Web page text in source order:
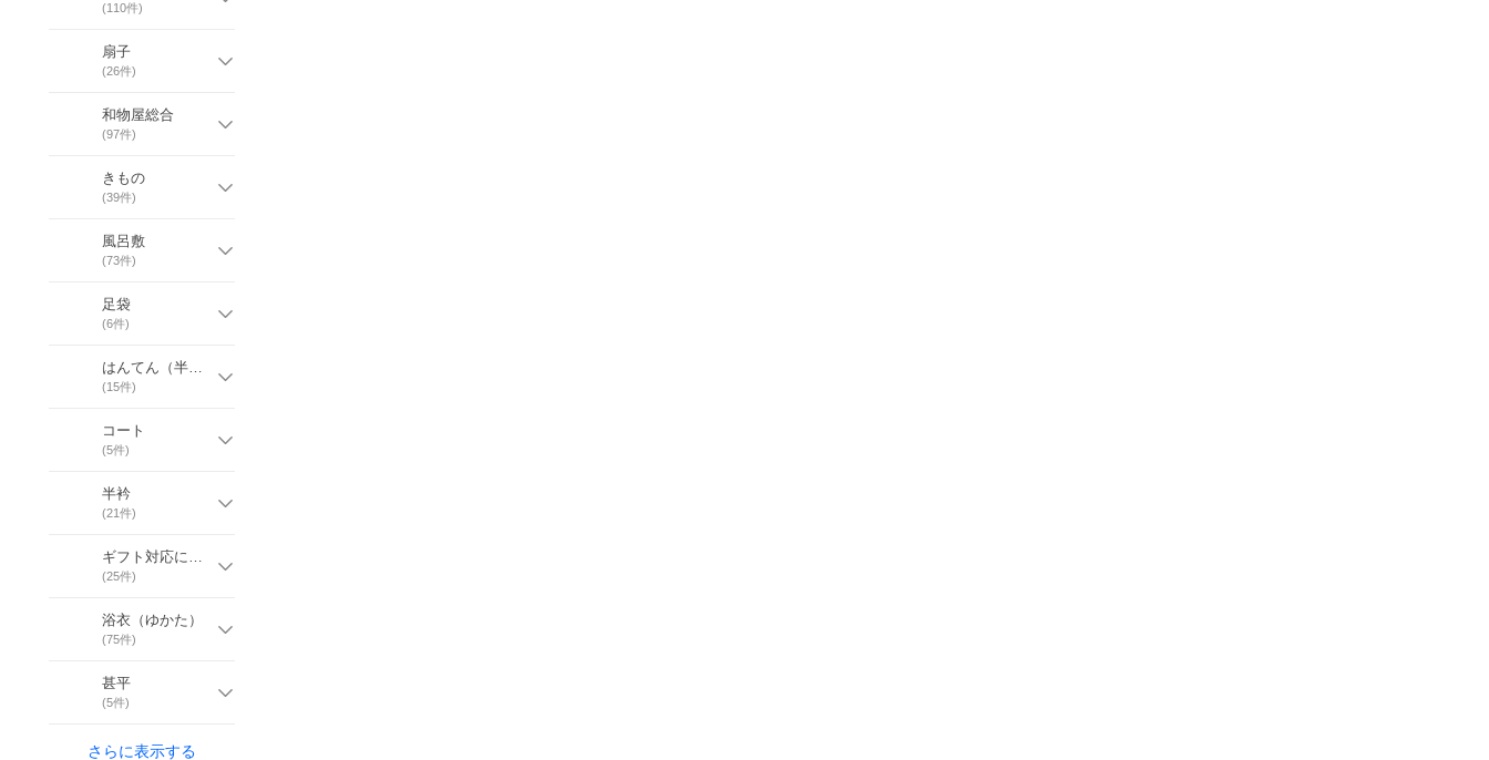
(110件)
扇子
(26件)
和物屋総合
(97件)
きもの
(39件)
風呂敷
(73件)
足袋
(6件)
はんてん（半天）
(15件)
コート
(5件)
半衿
(21件)
ギフト対応について
(25件)
浴衣（ゆかた）
(75件)
甚平
(5件)
さらに表示する